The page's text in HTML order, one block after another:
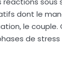
dont le
le
de